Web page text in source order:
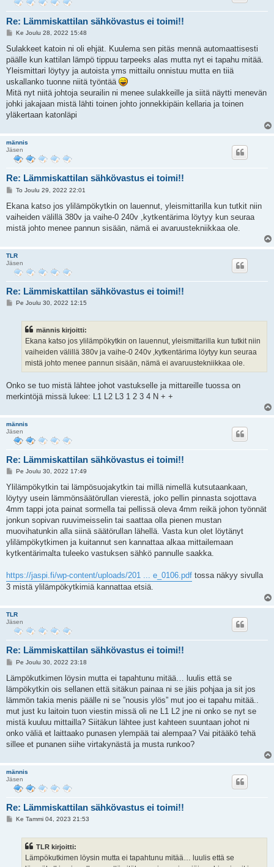
Re: Lämmiskattilan sähkövastus ei toimi!!
V
e
t
i
Ke Joulu 28, 2022 15:48
Sulakkeet katoin ni oli ehjät. Kuulema sen pitäs mennä automaattisesti
päälle kun kattilan lämpö tippuu tarpeeks alas mutta nyt ei tapahu mitää.
Yleismittari löytyy ja autoista yms mittailu onnistuu mutta en tiiä
uskallanko tuonne niitä työntää
Mitä nyt niitä johtoja seurailin ni menee sulakkeille ja siitä näytti menevän
johki jakajaan mistä lähti toinen johto jonnekkipäin kellaria ja toinen
yläkertaan katonläpi
männis
Jäsen
Re: Lämmiskattilan sähkövastus ei toimi!!
V
e
t
i
To Joulu 29, 2022 22:01
Ekana katso jos ylilämpökytkin on lauennut, yleismittarilla kun tutkit niin
vaiheiden välillä 380v ja vaihe-0 240v ,kytkentärima löytyy kun seuraa
mistä johto menee pannun sisään, nämä ei avaruustekniikkaa ole.
TLR
Jäsen
Re: Lämmiskattilan sähkövastus ei toimi!!
VPe Joulu 30, 2022 12:15
männis kirjoitti:
Ekana katso jos ylilämpökytkin on lauennut, yleismittarilla kun tutkit niin
vaiheiden välillä 380v ja vaihe-0 240v ,kytkentärima löytyy kun seuraa
mistä johto menee pannun sisään, nämä ei avaruustekniikkaa ole.
Onko se tuo mistä lähtee johot vastukselle ja mittareille tuossa on
merkintöjä missä lukee: L1 L2 L3 1 2 3 4 N + +
männis
Jäsen
Re: Lämmiskattilan sähkövastus ei toimi!!
V
e
t
i
Pe Joulu 30, 2022 17:49
Ylilämpökytkin tai lämpösuojakytkin tai millä nimellä kutsutaankaan,
löytyy usein lämmönsäätörullan vierestä, joko pellin pinnasta sojottava
4mm tappi jota painat sormella tai pellissä oleva 4mm reikä johon työnnät
jonkun sopivan ruuvimeisselin tai saattaa olla pienen mustan
muovihatunkin alla siinä säätörullan lähellä. Vasta kun olet löytänyt
ylilämpökytkimen ja kuitannut sen kannattaa alkaa mittailemaan
kytkentärimalta tuleeko vastuksen sähkö pannulle saakka.
https://jaspi.fi/wp-content/uploads/201 ... e_0106.pdf tossa näkyy sivulla
3 mistä ylilämpökytkimiä kannattaa etsiä.
TLR
Jäsen
Re: Lämmiskattilan sähkövastus ei toimi!!
V
e
t
i
Pe Joulu 30, 2022 23:18
Lämpökutkimen löysin mutta ei tapahtunu mitää… luulis että se
lämpökytkin ois sellanen että sitäkun painaa ni se jäis pohjaa ja sit jos
lämmön takia menis päälle ni se ”nousis ylös” mut joo ei tapahu mitää..
mut just ku laitoin tuon viestin missä oli ne L1 L2 jne ni onko se nyt se
mistä kuuluu mittailla? Siitäkun lähtee just kahteen suuntaan johot ni
onko väliä et laittaako punasen ylempää tai alempaa? Vai pitääkö tehä
sillee et punanen siihe virtakynästä ja musta runkoo?
männis
Jäsen
Re: Lämmiskattilan sähkövastus ei toimi!!
VKe Tammi 04, 2023 21:53
TLR kirjoitti:
Lämpökutkimen löysin mutta ei tapahtunu mitää… luulis että se